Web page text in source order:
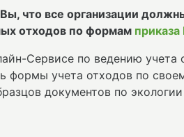
что все организации
отходов по формам
Сервисе по ведению учета
формы учета отходов по
документов по